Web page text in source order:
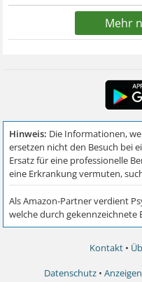
Mehr
Kontakt •
Datenschutz •